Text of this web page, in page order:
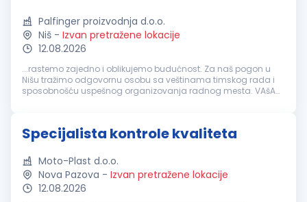
Palfinger proizvodnja d.o.o.
Niš - Izvan pretražene lokacije
12.08.2026
...rastemo zajedno i oblikujemo budućnost. Za naš pogon u
Nišu tražimo odgovornu osobu sa veštinama timskog rada i
sposobnošću uspešnog organizovanja radnog mesta. VAšA
Specijalista kontrole kvaliteta
Moto-Plast d.o.o.
Nova Pazova - Izvan pretražene lokacije
12.08.2026